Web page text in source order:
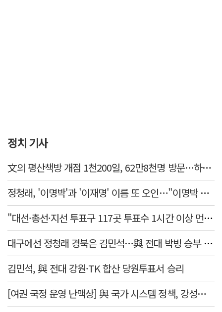
정치 기사
文의 평산책방 개점 1천200일, 62만8천명 방문…하루 평균 500명↑
정청래, '이명박'과 '이재명' 이름 또 오인…"이명박 대통령 임기안에 반도체 제품 출시"
"대선·총선·지선 투표구 117곳 투표수 1시간 이상 먼저 입력"
대구에선 정청래 경북은 김민석…與 전대 박빙 승부 이어간다
김민석, 與 전대 강원·TK 합산 당원투표서 승리
[여권 국정 운영 난맥상] 與 국가 시스템 정책, 강성층 결집에 의존